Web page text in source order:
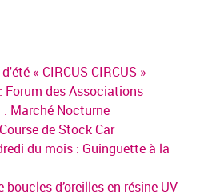
« CIRCUS-CIRCUS »
Forum des Associations
Marché Nocturne
de Stock Car
du mois : Guinguette à la
d’oreilles en résine UV